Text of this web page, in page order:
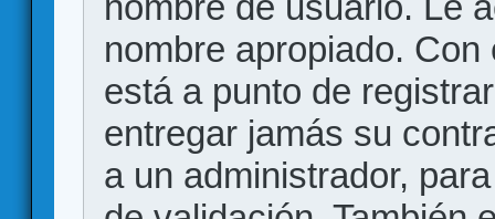
nombre apropiado.
está a punto de
entregar jamás su
a un administrador,